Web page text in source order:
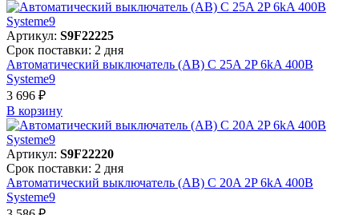
Артикул: S9F22225
Срок поставки: 2 дня
Автоматический выключатель (АВ) C 25A 2P 6kA 400В
Systeme9
3 696 ₽
В корзинy
Артикул: S9F22220
Срок поставки: 2 дня
Автоматический выключатель (АВ) C 20A 2P 6kA 400В
Systeme9